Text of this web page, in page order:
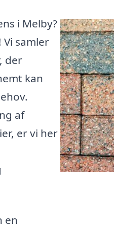
i Melby?
samler
der
kan
af
er vi her
en